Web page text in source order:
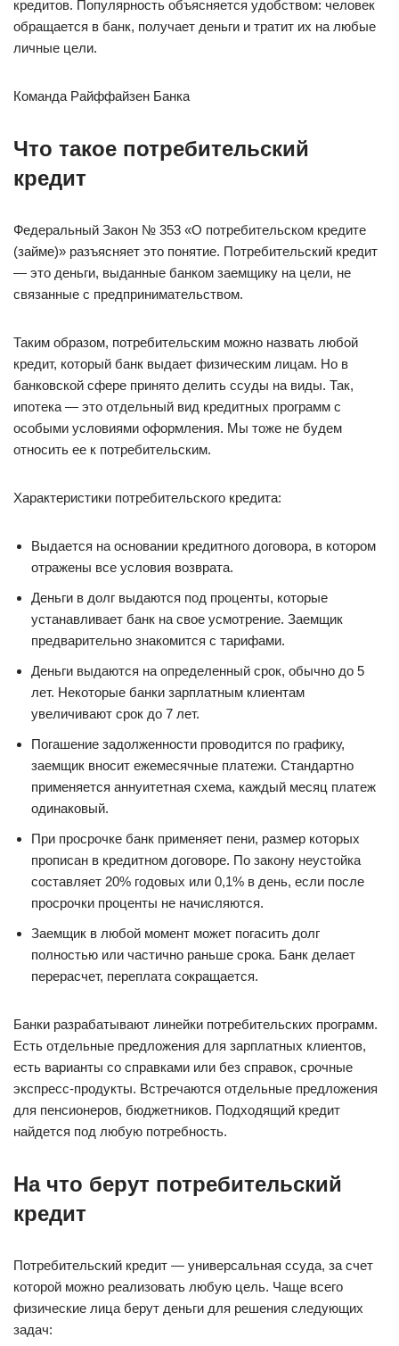
кредитов. Популярность объясняется удобством: человек
обращается в банк, получает деньги и тратит их на любые
личные цели.
Команда Райффайзен Банка
Что такое потребительский
кредит
Федеральный Закон № 353 «О потребительском кредите
(займе)» разъясняет это понятие. Потребительский кредит
— это деньги, выданные банком заемщику на цели, не
связанные с предпринимательством.
Таким образом, потребительским можно назвать любой
кредит, который банк выдает физическим лицам. Но в
банковской сфере принято делить ссуды на виды. Так,
ипотека — это отдельный вид кредитных программ с
особыми условиями оформления. Мы тоже не будем
относить ее к потребительским.
Характеристики потребительского кредита:
Выдается на основании кредитного договора, в котором
отражены все условия возврата.
Деньги в долг выдаются под проценты, которые
устанавливает банк на свое усмотрение. Заемщик
предварительно знакомится с тарифами.
Деньги выдаются на определенный срок, обычно до 5
лет. Некоторые банки зарплатным клиентам
увеличивают срок до 7 лет.
Погашение задолженности проводится по графику,
заемщик вносит ежемесячные платежи. Стандартно
применяется аннуитетная схема, каждый месяц платеж
одинаковый.
При просрочке банк применяет пени, размер которых
прописан в кредитном договоре. По закону неустойка
составляет 20% годовых или 0,1% в день, если после
просрочки проценты не начисляются.
Заемщик в любой момент может погасить долг
полностью или частично раньше срока. Банк делает
перерасчет, переплата сокращается.
Банки разрабатывают линейки потребительских программ.
Есть отдельные предложения для зарплатных клиентов,
есть варианты со справками или без справок, срочные
экспресс-продукты. Встречаются отдельные предложения
для пенсионеров, бюджетников. Подходящий кредит
найдется под любую потребность.
На что берут потребительский
кредит
Потребительский кредит — универсальная ссуда, за счет
которой можно реализовать любую цель. Чаще всего
физические лица берут деньги для решения следующих
задач: